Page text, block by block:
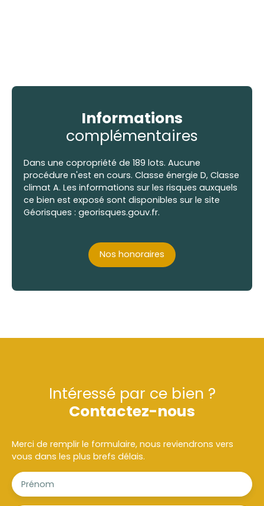
Informations
complémentaires
Dans une copropriété de 189 lots. Aucune
procédure n'est en cours. Classe énergie D, Classe
climat A. Les informations sur les risques auxquels
ce bien est exposé sont disponibles sur le site
Géorisques : georisques.gouv.fr.
Nos honoraires
Intéressé par ce bien ?
Contactez-nous
Merci de remplir le formulaire, nous reviendrons vers
vous dans les plus brefs délais.
Prénom